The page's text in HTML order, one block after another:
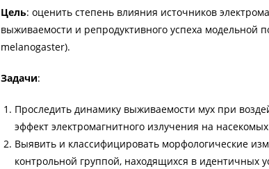
Цель: оценить степень влияния источников
выживаемости и репродуктивного успеха модельной
melanogaster).
Задачи:
Проследить динамику выживаемости мух при
эффект электромагнитного излучения на
Выявить и классифицировать морфологические
контрольной группой, находящихся в идентичных